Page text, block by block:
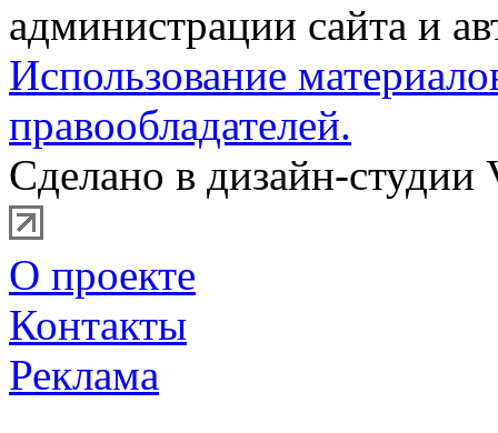
администрации сайта и
Использование
правообладателей.
Сделано в дизайн-студии
О проекте
Контакты
Реклама